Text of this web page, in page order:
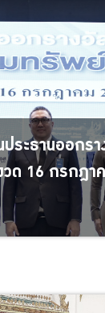
ประธานออกร
วด 16 กรกฎา